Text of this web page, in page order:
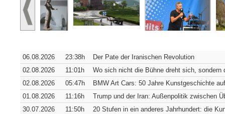
sich in ihrer südwestlichen Ecke verbirgt.
Fassade [Weiterlesen...]
Wie Bremens ärmstes Viertel zum
06.08.2026 23:38h
Der Pate der Iranischen Revolution
02.08.2026
11:01h
Wo sich nicht die Bühne dreht sich, sondern
02.08.2026
05:47h
BMW Art Cars: 50 Jahre Kunstgeschichte
01.08.2026
11:16h
Trump und der Iran: Außenpolitik zwischen
30.07.2026
11:50h
20 Stufen in ein anderes Jahrhundert: die